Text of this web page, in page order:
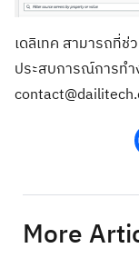
Search
for:
เดลิเทค สามารถที่
ประสบการณ์การท
More